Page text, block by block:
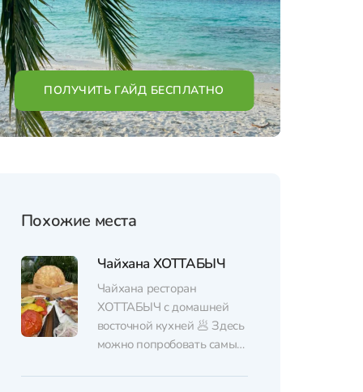
ПОЛУЧИТЬ ГАЙД БЕСПЛАТНО
Похожие места
Чайхана ХОТТАБЫЧ
Чайхана ресторан
ХОТТАБЫЧ с домашней
восточной кухней 🥟 Здесь
можно попробовать самый
на Пхукете – Царь-